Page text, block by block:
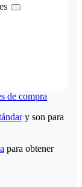
de compra
y son para
para obtener